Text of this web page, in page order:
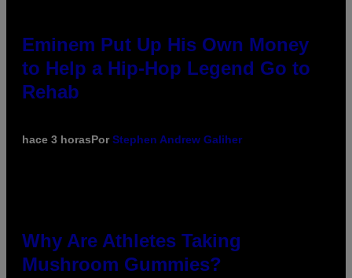
Eminem Put Up His Own Money
to Help a Hip-Hop Legend Go to
Rehab
hace 3 horasPorStephen Andrew Galiher
Why Are Athletes Taking
Mushroom Gummies?